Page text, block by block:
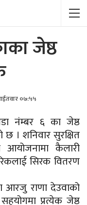
जेष्ठ
०७:५५
नंम्बर ६ का जेष्ठ
। शनिवार सुरक्षित
कैलारी
सिरक वितरण
आरजु राणा देउवाको
प्रत्येक जेष्ठ